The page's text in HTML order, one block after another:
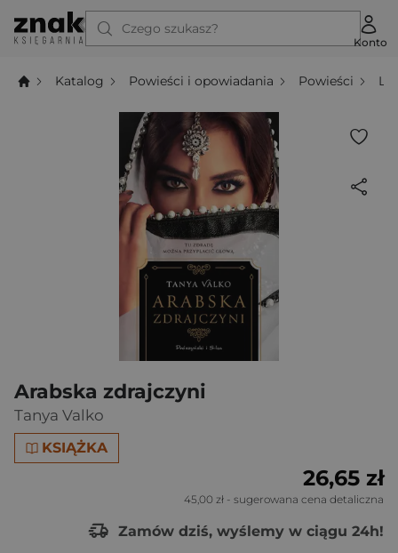
Czego szukasz?
Konto
Katalog Powieści i opowiadania Powieści
Arabska zdrajczyni
Tanya Valko
KSIĄŻKA
26,65 zł
45,00 zł - sugerowana cena detaliczna
Zamów dziś, wyślemy w ciągu 24h!